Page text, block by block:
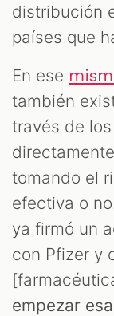
distribución
países que
En ese
también
través de
tomando el
efectiva o
ya firmó un
con Pfizer y
empezar